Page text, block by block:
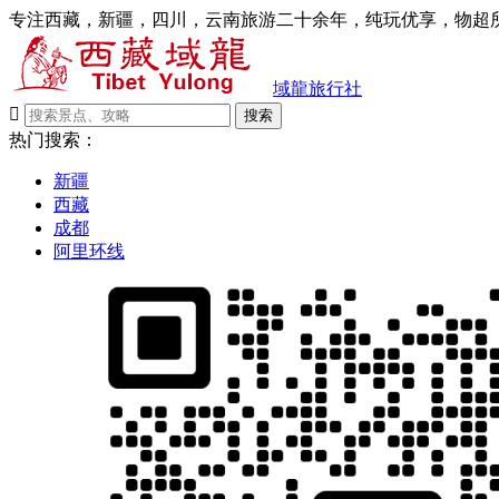
专注西藏，新疆，四川，云南旅游二十余年，纯玩优享，物超
域龍旅行社

搜索
热门搜索：
新疆
西藏
成都
阿里环线